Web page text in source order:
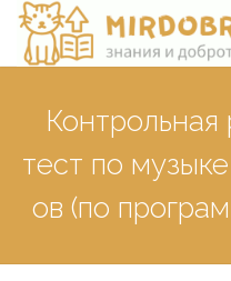
тест по
ов (по